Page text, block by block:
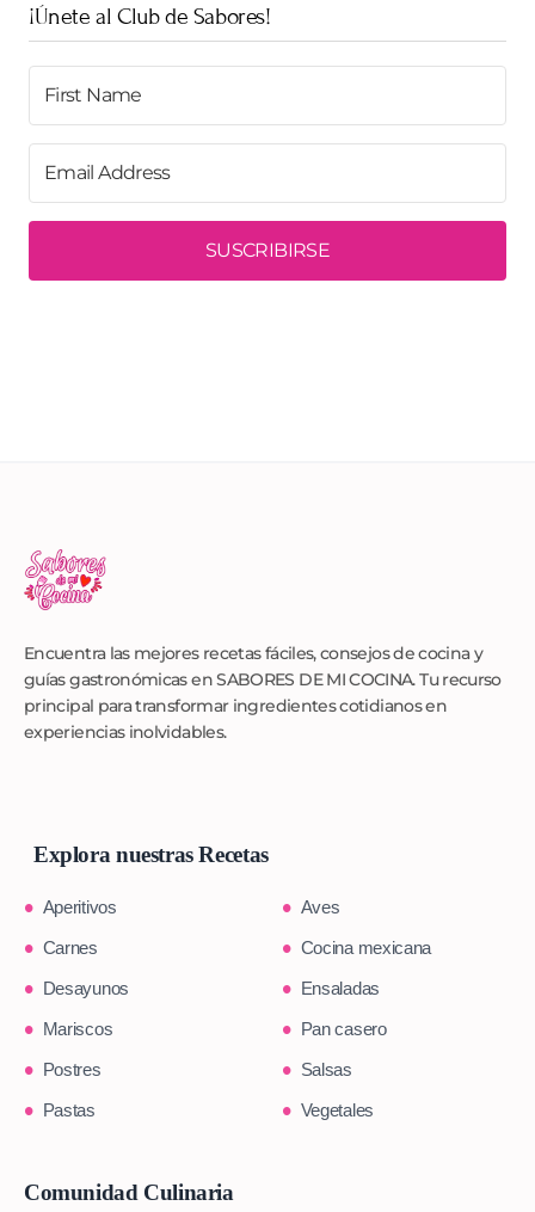
¡Únete al Club de Sabores!
SUSCRIBIRSE
Encuentra las mejores recetas fáciles, consejos de cocina y
guías gastronómicas en SABORES DE MI COCINA. Tu recurso
principal para transformar ingredientes cotidianos en
experiencias inolvidables.
Explora nuestras Recetas
Aperitivos
Aves
Carnes
Cocina mexicana
Desayunos
Ensaladas
Mariscos
Pan casero
Postres
Salsas
Pastas
Vegetales
Comunidad Culinaria